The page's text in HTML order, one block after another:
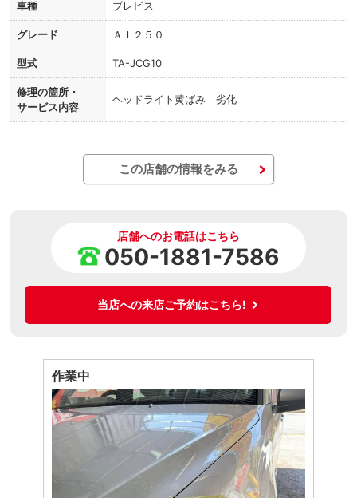
車種 ブレビス
グレード ＡＩ２５０
型式 TA-JCG10
修理の箇所・
サービス内容
ヘッドライト黄ばみ 劣化
この店舗の情報をみる
店舗へのお電話はこちら
050-1881-7586
当店への来店ご予約はこちら!
作業中